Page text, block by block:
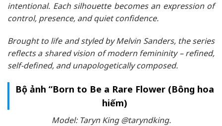
intentional. Each silhouette becomes an expression of
control, presence, and quiet confidence.
Brought to life and styled by Melvin Sanders, the series
reflects a shared vision of modern femininity – refined,
self-defined, and unapologetically composed.
Bộ ảnh “Born to Be a Rare Flower (Bông hoa
hiếm)
Model: Taryn King @taryndking.